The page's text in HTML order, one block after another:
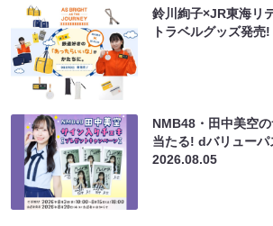
鈴川絢子×JR東海リ
トラベルグッズ発売
NMB48・田中美空
当たる! dバリュー
2026.08.05